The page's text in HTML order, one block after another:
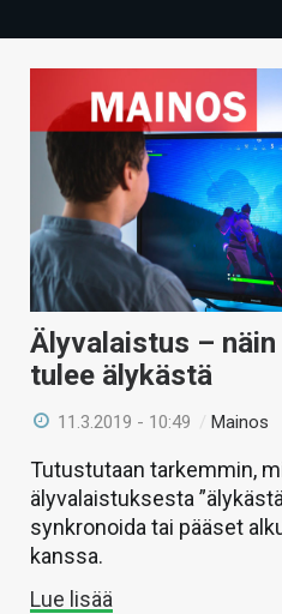
TECHBBS
HINTA.FI
KAUPPA
VAIHDA TEEMA
HAKU
Älyvalaistus –
tulee älykästä
11.3.2019 - 10:49 /Mainos
Tutustutaan tarkemmin,
älyvalaistuksesta
synkronoida tai pääset
kanssa.
Lue lisää